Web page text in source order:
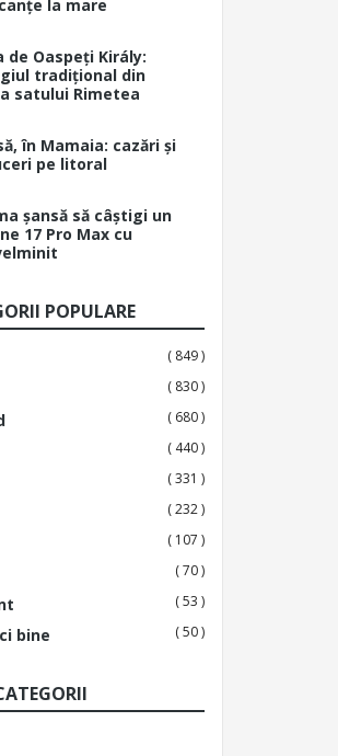
la mare
de Oaspeți Király:
tradițional din
satului Rimetea
în Mamaia: cazări și
pe litoral
șansă să câștigi un
17 Pro Max cu
POPULARE
( 849 )
( 830 )
( 680 )
( 440 )
( 331 )
( 232 )
( 107 )
( 70 )
( 53 )
bine ( 50 )